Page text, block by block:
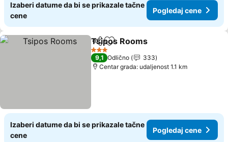
Izaberi datume da bi se prikazale tačne
cene
Pogledaj cene
Deli Dodati u favorite
Tsipos Rooms
3 Zvezdice
9,1 Odlično
333
Centar grada: udaljenost 1.1 km
Izaberi datume da bi se prikazale tačne
cene
Pogledaj cene